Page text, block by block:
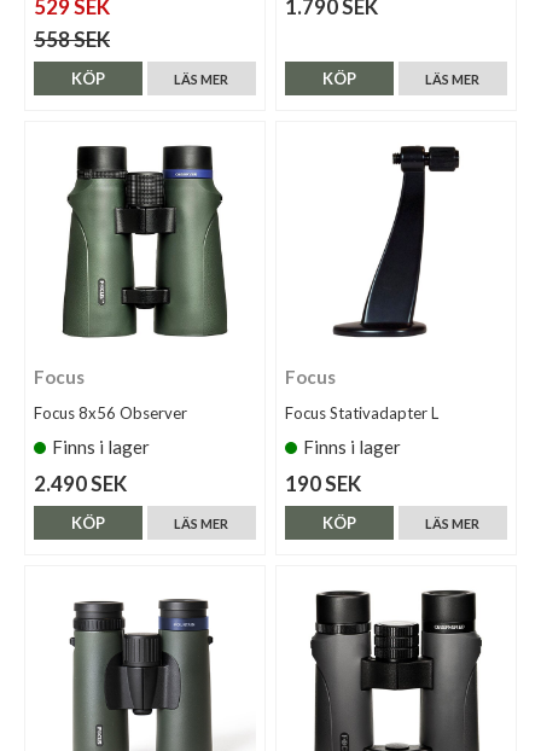
529 SEK
558 SEK
LÄS MER
KÖP
1.790 SEK
LÄS MER
KÖP
Focus
Focus 8x56 Observer
Finns i lager
2.490 SEK
LÄS MER
KÖP
Focus
Focus Stativadapter L
Finns i lager
190 SEK
LÄS MER
KÖP